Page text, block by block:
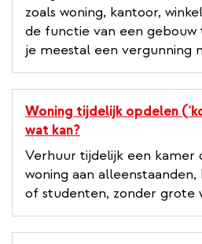
zoals woning, kantoor,
de functie van een
je meestal een vergunning
Woning tijdelijk opdelen
wat kan?
Verhuur tijdelijk een kamer
woning aan
of studenten, zonder grote